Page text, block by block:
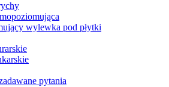
wylewka pod płytki
pytania